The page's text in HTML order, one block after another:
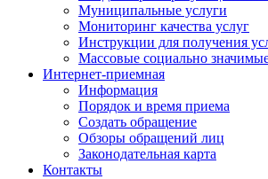
Муниципальные услуги
Мониторинг качества услуг
Инструкции для получения
Массовые социально
Интернет-приемная
Информация
Порядок и время приема
Создать обращение
Обзоры обращений лиц
Законодательная карта
Контакты